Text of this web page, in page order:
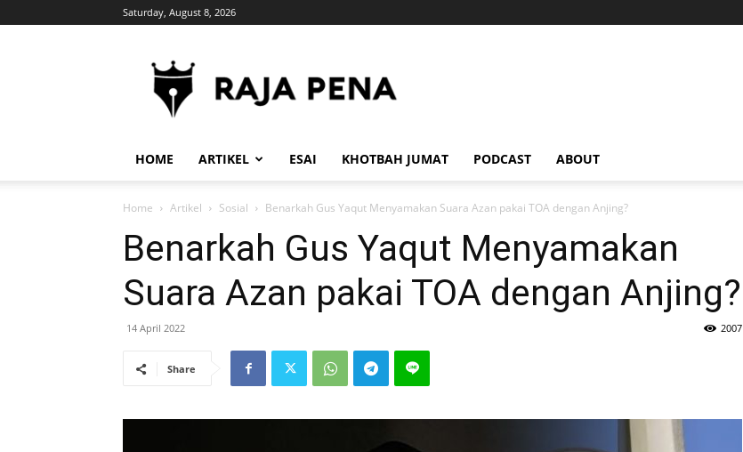
Saturday, August 8, 2026
HOME ARTIKEL ESAI KHOTBAH JUMAT PODCAST ABOUT
Home Artikel Sosial Benarkah Gus Yaqut Menyamakan Suara Azan pakai TOA dengan Anjing?
Benarkah Gus Yaqut Menyamakan
Suara Azan pakai TOA dengan Anjing?
14 April 2022 2007
Share